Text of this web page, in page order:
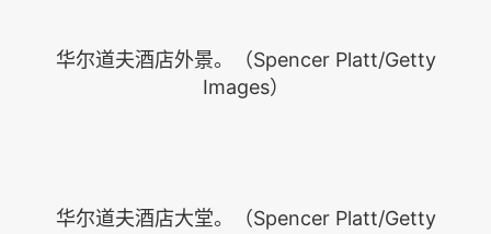
华尔道夫酒店外景。（Spencer Platt/Getty
Images）
华尔道夫酒店大堂。（Spencer Platt/Getty